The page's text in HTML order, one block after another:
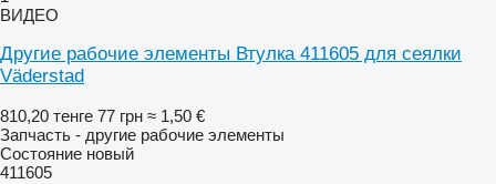
ВИДЕО
Другие рабочие элементы Втулка 411605 для сеялки
Väderstad
810,20 тенге 77 грн ≈ 1,50 €
Запчасть - другие рабочие элементы
Состояние новый
411605